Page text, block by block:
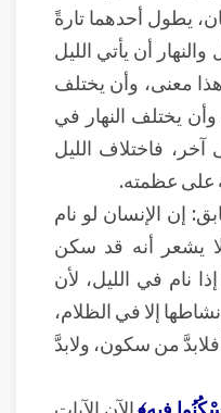
يطول أحدهما تارةً
أن يأتي الليل
هذا معنى، وأن يختلف
يختلف النهار في
فاختلاف الليل
على عظمته.
إن الإنسان لو نام
يشعر أنه قد سكن
نام في الليل، لأن
إلا في الظلام،
من سكون، ولابدَّ